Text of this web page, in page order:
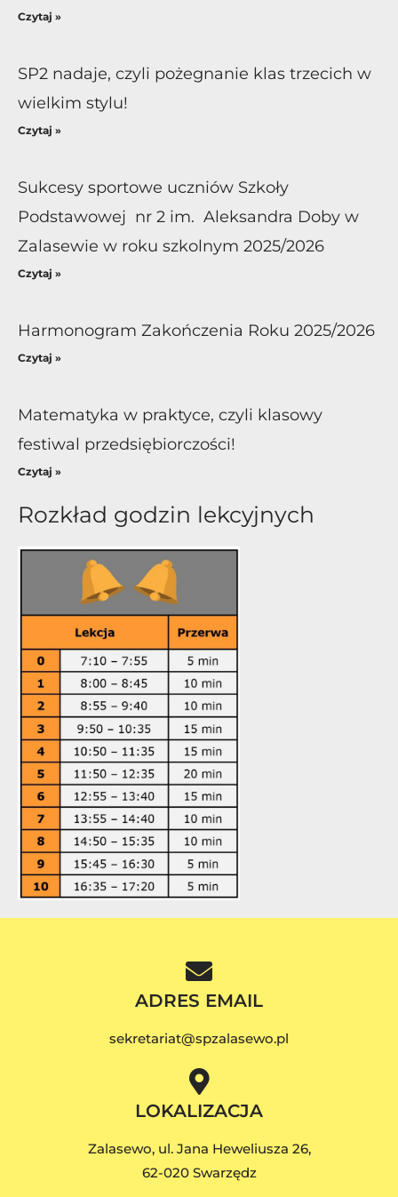
Czytaj »
SP2 nadaje, czyli pożegnanie klas trzecich w
wielkim stylu!
Czytaj »
Sukcesy sportowe uczniów Szkoły
Podstawowej nr 2 im. Aleksandra Doby w
Zalasewie w roku szkolnym 2025/2026
Czytaj »
Harmonogram Zakończenia Roku 2025/2026
Czytaj »
Matematyka w praktyce, czyli klasowy
festiwal przedsiębiorczości!
Czytaj »
Rozkład godzin lekcyjnych
ADRES EMAIL
sekretariat@spzalasewo.pl
LOKALIZACJA
Zalasewo, ul. Jana Heweliusza 26,
62-020 Swarzędz